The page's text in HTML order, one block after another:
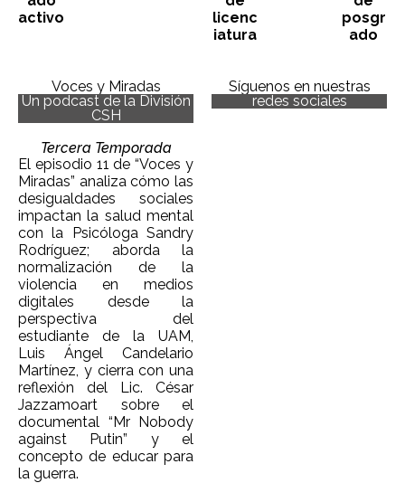
activo
licenc
iatura
posgr
ado
Voces y Miradas
Un podcast de la División
CSH
Tercera Temporada
El episodio 11 de “Voces y
Miradas” analiza cómo las
desigualdades sociales
impactan la salud mental
con la Psicóloga Sandry
Rodríguez; aborda la
normalización de la
violencia en medios
digitales desde la
perspectiva del
estudiante de la UAM,
Luis Ángel Candelario
Martínez, y cierra con una
reflexión del Lic. César
Jazzamoart sobre el
documental “Mr Nobody
against Putin” y el
concepto de educar para
la guerra.
Síguenos en nuestras
redes sociales